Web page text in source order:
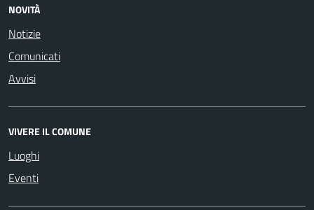
NOVITÀ
Notizie
Comunicati
Avvisi
VIVERE IL COMUNE
Luoghi
Eventi